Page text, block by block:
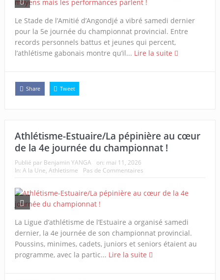
Le Stade de l’Amitié d’Angondjé a vibré samedi dernier
pour la 5e journée du championnat provincial. Entre
records personnels battus et jeunes qui percent,
l’athlétisme gabonais montre qu’il... Lire la suite
Share Tweet
Athlétisme-Estuaire/La pépinière au cœur
de la 4e journée du championnat !
Publié par Benjamin YANGA on: mai 11, 2026
In: A la Une, Athletisme Pas de Commentaires
La Ligue d’athlétisme de l’Estuaire a organisé samedi
dernier, la 4e journée de son championnat provincial.
Poussins, minimes, cadets, juniors et seniors étaient au
programme, avec la partic... Lire la suite